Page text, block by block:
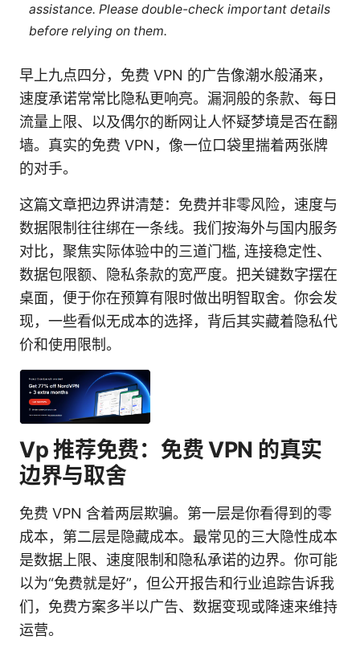
assistance. Please double-check important details
before relying on them.
早上九点四分，免费 VPN 的广告像潮水般涌来，
速度承诺常常比隐私更响亮。漏洞般的条款、每日
流量上限、以及偶尔的断网让人怀疑梦境是否在翻
墙。真实的免费 VPN，像一位口袋里揣着两张牌
的对手。
这篇文章把边界讲清楚：免费并非零风险，速度与
数据限制往往绑在一条线。我们按海外与国内服务
对比，聚焦实际体验中的三道门槛, 连接稳定性、
数据包限额、隐私条款的宽严度。把关键数字摆在
桌面，便于你在预算有限时做出明智取舍。你会发
现，一些看似无成本的选择，背后其实藏着隐私代
价和使用限制。
Vp 推荐免费：免费 VPN 的真实
边界与取舍
免费 VPN 含着两层欺骗。第一层是你看得到的零
成本，第二层是隐藏成本。最常见的三大隐性成本
是数据上限、速度限制和隐私承诺的边界。你可能
以为“免费就是好”，但公开报告和行业追踪告诉我
们，免费方案多半以广告、数据变现或降速来维持
运营。